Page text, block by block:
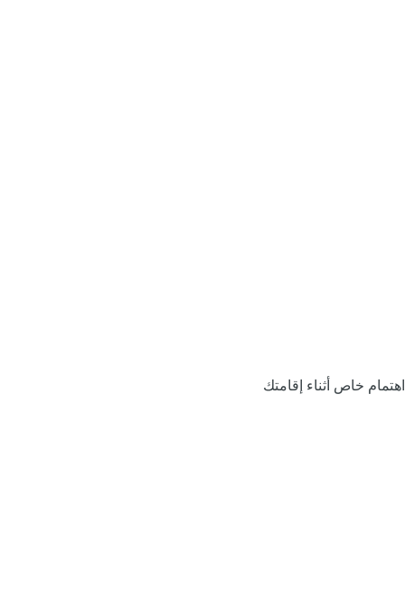
اهتمام خاص أثناء إقامتك